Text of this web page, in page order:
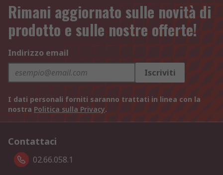
Rimani aggiornato sulle novità di
prodotto e sulle nostre offerte!
Indirizzo email
Iscriviti
I dati personali forniti saranno trattati in linea con la
nostra Politica sulla Privacy.
Contattaci
02.66.058.1